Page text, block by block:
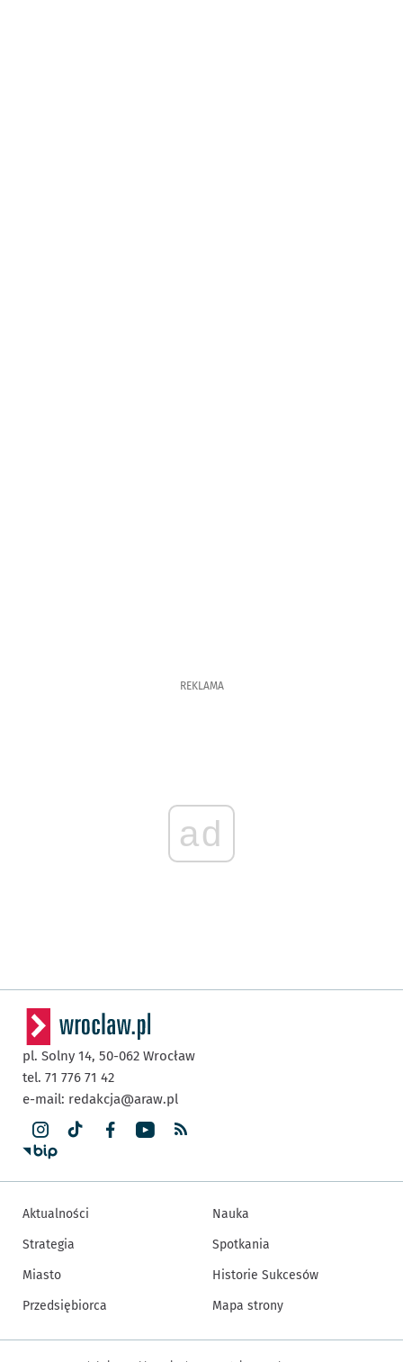
REKLAMA
ad
pl. Solny 14, 50-062 Wrocław
tel. 71 776 71 42
e-mail: redakcja@araw.pl
Aktualności
Strategia
Miasto
Przedsiębiorca
Nauka
Spotkania
Historie Sukcesów
Mapa strony
Inne informacje